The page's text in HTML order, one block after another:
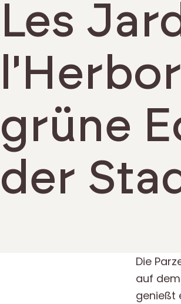
Les
grüne
der
Die
auf
genießt